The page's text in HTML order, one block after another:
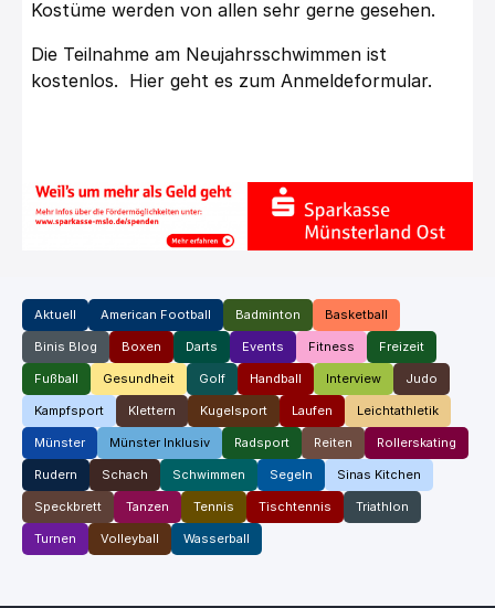
Kostüme werden von allen sehr gerne gesehen.
Die Teilnahme am Neujahrsschwimmen ist
kostenlos. Hier geht es zum Anmeldeformular.
Aktuell American Football Badminton Basketball
Binis Blog Boxen Darts Events Fitness Freizeit
Fußball Gesundheit Golf Handball Interview Judo
Kampfsport Klettern Kugelsport Laufen Leichtathletik
Münster Münster Inklusiv Radsport Reiten Rollerskating
Rudern Schach Schwimmen Segeln Sinas Kitchen
Speckbrett Tanzen Tennis Tischtennis Triathlon
Turnen Volleyball Wasserball